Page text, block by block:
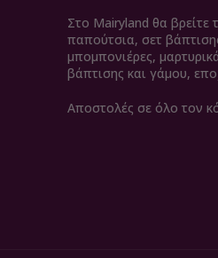
Στο Mairyland θα βρείτε
παπούτσια, σετ
μπομπονιέρες,
βάπτισης και γάμου,
Αποστολές σε όλο τον